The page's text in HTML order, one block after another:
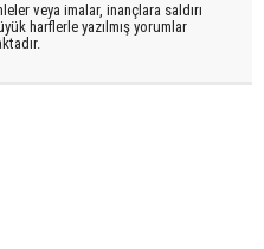
veya imalar, inançlara saldırı
harflerle yazılmış yorumlar